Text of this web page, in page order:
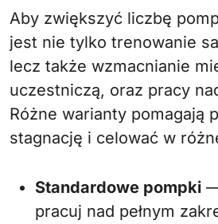
Aby zwiększyć liczbę
jest nie tylko trenowanie
lecz także wzmacnianie
uczestniczą, oraz pracy
Różne warianty pomagają
stagnację i celować w
Standardowe pompki
pracuj nad pełnym